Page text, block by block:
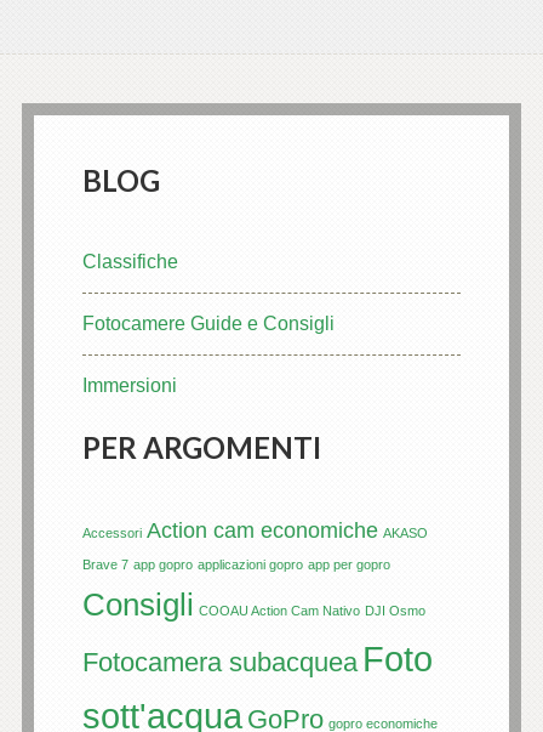
BLOG
Classifiche
Fotocamere Guide e Consigli
Immersioni
PER ARGOMENTI
Accessori Action cam economiche AKASO
Brave 7 app gopro applicazioni gopro app per gopro
Consigli COOAU Action Cam Nativo DJI Osmo
Fotocamera subacquea Foto
sott'acqua GoPro gopro economiche